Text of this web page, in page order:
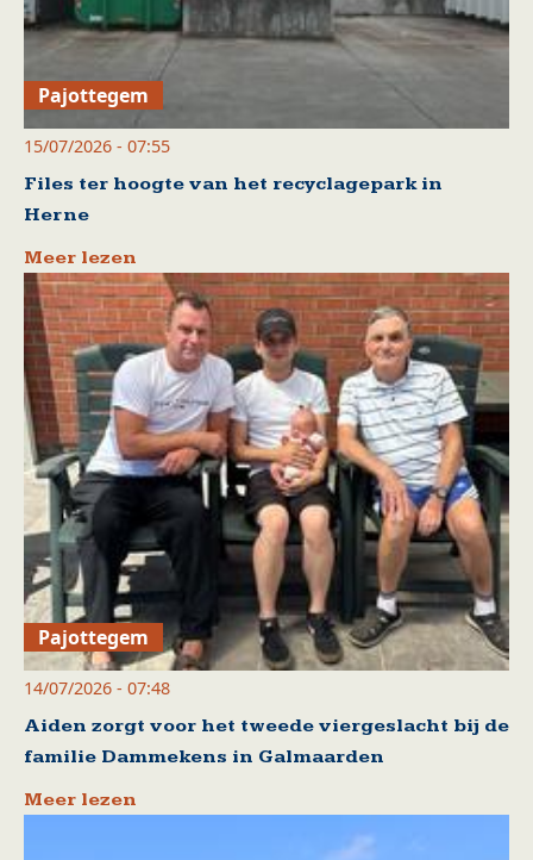
Pajottegem
15/07/2026 - 07:55
Files ter hoogte van het recyclagepark in
Herne
Meer lezen
Pajottegem
14/07/2026 - 07:48
Aiden zorgt voor het tweede viergeslacht bij de
familie Dammekens in Galmaarden
Meer lezen